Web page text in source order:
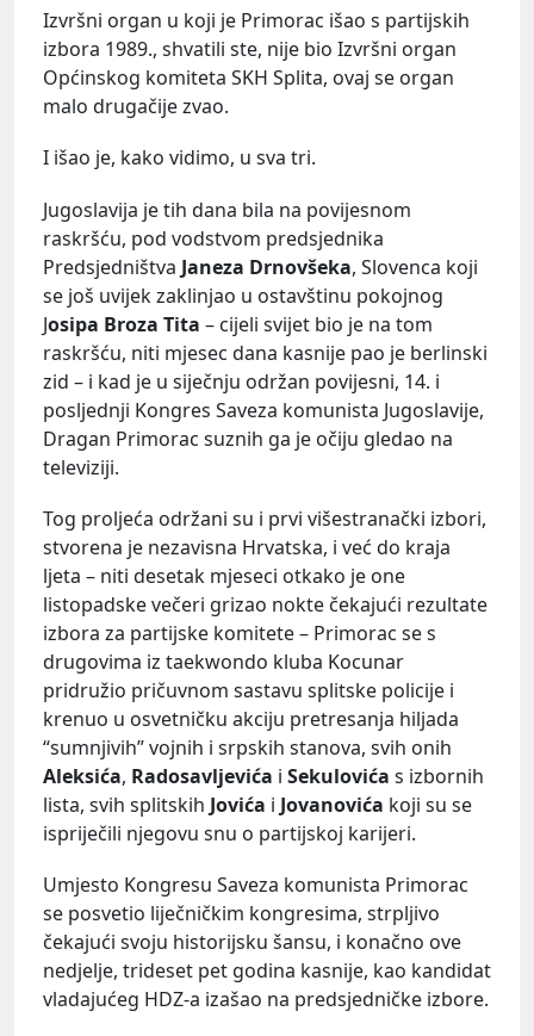
Izvršni organ u koji je Primorac išao s partijskih
izbora 1989., shvatili ste, nije bio Izvršni organ
Općinskog komiteta SKH Splita, ovaj se organ
malo drugačije zvao.
I išao je, kako vidimo, u sva tri.
Jugoslavija je tih dana bila na povijesnom
raskršću, pod vodstvom predsjednika
Predsjedništva Janeza Drnovšeka, Slovenca koji
se još uvijek zaklinjao u ostavštinu pokojnog
Josipa Broza Tita – cijeli svijet bio je na tom
raskršću, niti mjesec dana kasnije pao je berlinski
zid – i kad je u siječnju održan povijesni, 14. i
posljednji Kongres Saveza komunista Jugoslavije,
Dragan Primorac suznih ga je očiju gledao na
televiziji.
Tog proljeća održani su i prvi višestranački izbori,
stvorena je nezavisna Hrvatska, i već do kraja
ljeta – niti desetak mjeseci otkako je one
listopadske večeri grizao nokte čekajući rezultate
izbora za partijske komitete – Primorac se s
drugovima iz taekwondo kluba Kocunar
pridružio pričuvnom sastavu splitske policije i
krenuo u osvetničku akciju pretresanja hiljada
“sumnjivih” vojnih i srpskih stanova, svih onih
Aleksića, Radosavljevića i Sekulovića s izbornih
lista, svih splitskih Jovića i Jovanovića koji su se
ispriječili njegovu snu o partijskoj karijeri.
Umjesto Kongresu Saveza komunista Primorac
se posvetio liječničkim kongresima, strpljivo
čekajući svoju historijsku šansu, i konačno ove
nedjelje, trideset pet godina kasnije, kao kandidat
vladajućeg HDZ-a izašao na predsjedničke izbore.